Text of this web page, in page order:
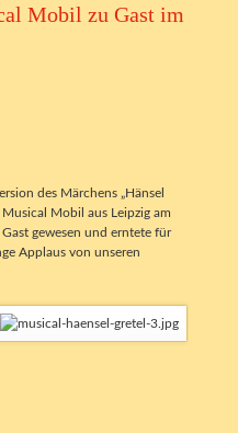
Mobil zu Gast im
des Märchens „Hänsel
Mobil aus Leipzig am
gewesen und erntete für
Applaus von unseren